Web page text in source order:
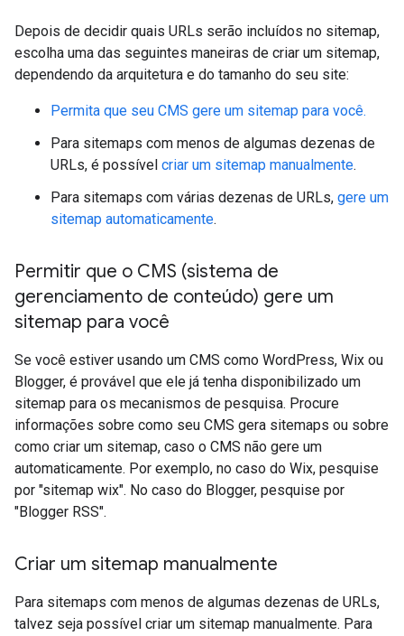
Depois de decidir quais URLs serão incluídos no sitemap,
escolha uma das seguintes maneiras de criar um sitemap,
dependendo da arquitetura e do tamanho do seu site:
Permita que seu CMS gere um sitemap para você.
Para sitemaps com menos de algumas dezenas de
URLs, é possível criar um sitemap manualmente.
Para sitemaps com várias dezenas de URLs, gere um
sitemap automaticamente.
Permitir que o CMS (sistema de
gerenciamento de conteúdo) gere um
sitemap para você
Se você estiver usando um CMS como WordPress, Wix ou
Blogger, é provável que ele já tenha disponibilizado um
sitemap para os mecanismos de pesquisa. Procure
informações sobre como seu CMS gera sitemaps ou sobre
como criar um sitemap, caso o CMS não gere um
automaticamente. Por exemplo, no caso do Wix, pesquise
por "sitemap wix". No caso do Blogger, pesquise por
"Blogger RSS".
Criar um sitemap manualmente
Para sitemaps com menos de algumas dezenas de URLs,
talvez seja possível criar um sitemap manualmente. Para